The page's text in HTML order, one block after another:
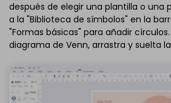
después de elegir una plantilla o una
a la "Biblioteca de símbolos" en la
"Formas básicas" para añadir
diagrama de Venn, arrastra y suelta